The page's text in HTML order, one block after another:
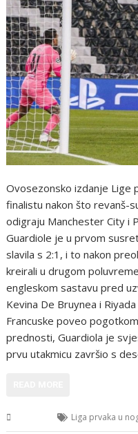
Ovosezonsko izdanje Lige
finalistu nakon što revanš-
odigraju Manchester City i
Guardiole je u prvom
slavila s 2:1, i to nakon
kreirali u drugom
engleskom sastavu pred
Kevina De Bruynea i
Francuske poveo
prednosti, Guardiola je
prvu utakmicu završio s
Liga prvaka u